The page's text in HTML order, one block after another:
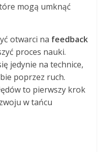
mogą umknąć
otwarci na feedback
proces nauki.
jedynie na technice,
poprzez ruch.
to pierwszy krok
w tańcu